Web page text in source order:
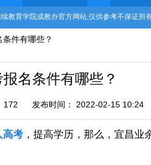
育学院成教办官方网站,仅供参考不保证所
件有哪些？
名条件有哪些？
172 发布时间： 2022-02-15 10:24
高考 ，提高学历，那么，宜昌业